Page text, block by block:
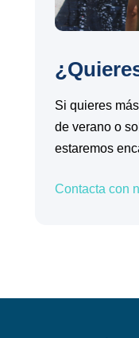
Si quieres
de verano o
estaremos
Contacta con